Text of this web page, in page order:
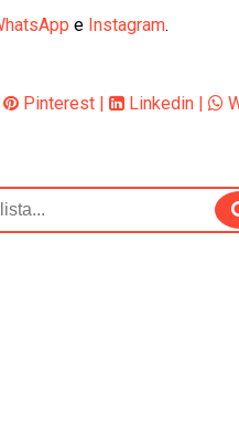
e Instagram.
Pinterest | Linkedin |